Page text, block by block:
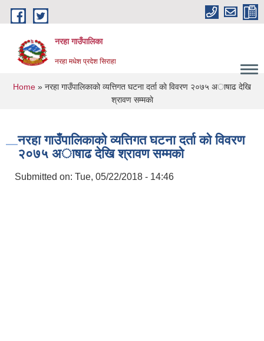
Skip to main content
नरहा गाउँपालिका
नरहा मधेश प्रदेश सिराहा
You are here
Home » नरहा गाउँपालिकाकाे व्यत्तिगत घटना दर्ता काे विवरण २०७५ अाषाढ देखि
श्रावण सम्मकाे
नरहा गाउँपालिकाकाे व्यत्तिगत घटना दर्ता काे विवरण
२०७५ अाषाढ देखि श्रावण सम्मकाे
Submitted on: Tue, 05/22/2018 - 14:46